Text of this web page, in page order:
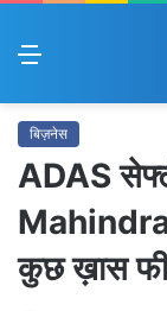
Menu
बिज़नेस
ADAS
कुछ ख़ास